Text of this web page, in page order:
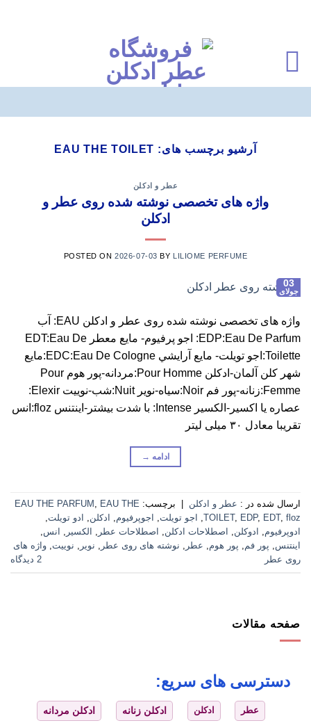
آرشیو برچسب های: EAU THE TOILET
عطر و ادکلن
واژه های تخصصی نوشته شده روی عطر و
ادکلن
POSTED ON2026-07-03 BY LILIOME PERFUME
03
جولای
واژه های تخصصی نوشته شده روی عطر و ادکلن EAU: آب
EDP:Eau De Parfum: اجو پرفيوم- مايع معطر EDT:Eau De
Toilette:اجو تويلت- مايع آرايشي EDC:Eau De Cologne:مايع
شهر كلن آلمان-ادكلن Pour Homme:مردانه-پور هوم Pour
Femme:زنانه-پور فم Noir:سياه-نویر Nuit:شب-نوییت Elexir:
عصاره يا اكسير-الکسیر Intense: با شدت بيشتر-اینتنس floz:انس
تقریبا معادل ۳۰ میلی لیتر
ادامه →
ارسال شده در : عطر و ادکلن برچسب: EAU THE PARFUM , EAU THE
TOILET, EDP, EDT, floz
, اجو تویلت, اجوپرفیوم, ادکلن, ادو تویلت,
ادوپرفیوم, ادوکلن, اصطلاحات ادکلن, اصطلاحات عطر , الکسیر , انس,
اینتنس, پور فم, پور هوم, عطر , نوشته های روی عطر , نویر , نوییت, واژه های
روی عطر
2 دیدگاه
صفحه مقالات
دسترسی های سریع:
عطر ادکلن ادکلن زنانه ادکلن مردانه